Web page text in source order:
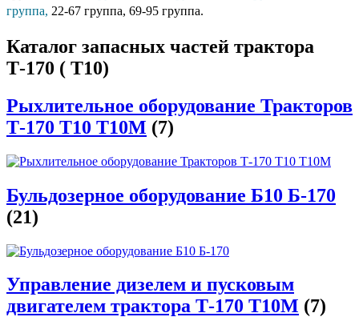
группа, 22-67 группа, 69-95 группа.
Каталог запасных частей трактора
Т-170 ( Т10)
Рыхлительное оборудование Тракторов
Т-170 Т10 Т10М (7)
Бульдозерное оборудование Б10 Б-170
(21)
Управление дизелем и пусковым
двигателем трактора Т-170 Т10М (7)